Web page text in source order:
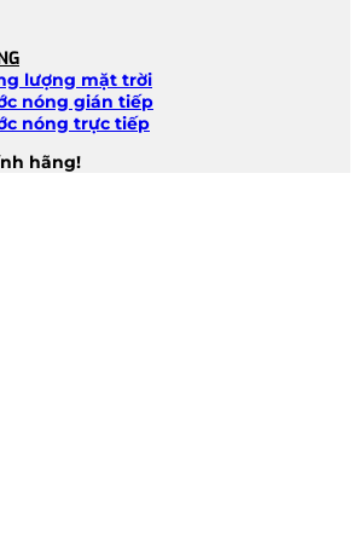
lượng mặt trời
nóng gián tiếp
nóng trực tiếp
hãng!